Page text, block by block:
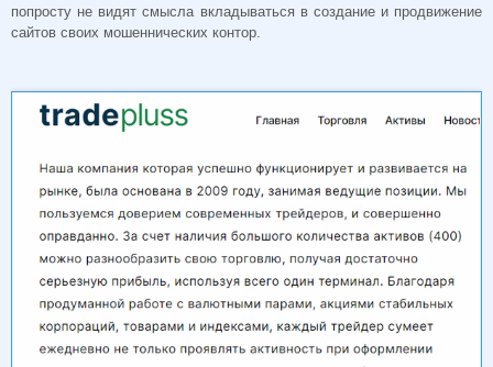
попросту не видят смысла вкладываться в создание и продвижение
сайтов своих мошеннических контор.